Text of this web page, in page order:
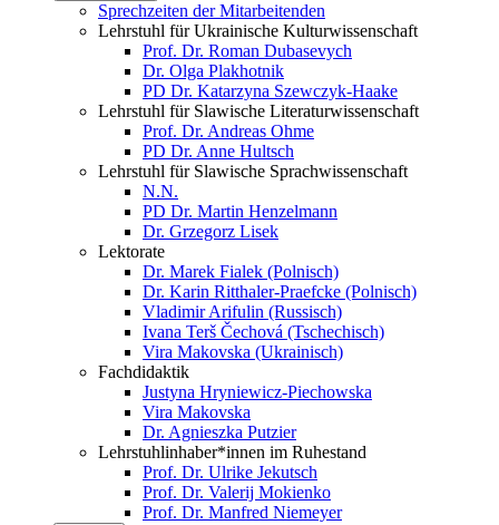
Sprechzeiten der Mitarbeitenden
Lehrstuhl für Ukrainische Kulturwissenschaft
Prof. Dr. Roman Dubasevych
Dr. Olga Plakhotnik
PD Dr. Katarzyna Szewczyk-Haake
Lehrstuhl für Slawische Literaturwissenschaft
Prof. Dr. Andreas Ohme
PD Dr. Anne Hultsch
Lehrstuhl für Slawische Sprachwissenschaft
N.N.
PD Dr. Martin Henzelmann
Dr. Grzegorz Lisek
Lektorate
Dr. Marek Fialek (Polnisch)
Dr. Karin Ritthaler-Praefcke (Polnisch)
Vladimir Arifulin (Russisch)
Ivana Terš Čechová (Tschechisch)
Vira Makovska (Ukrainisch)
Fachdidaktik
Justyna Hryniewicz-Piechowska
Vira Makovska
Dr. Agnieszka Putzier
Lehrstuhlinhaber*innen im Ruhestand
Prof. Dr. Ulrike Jekutsch
Prof. Dr. Valerij Mokienko
Prof. Dr. Manfred Niemeyer